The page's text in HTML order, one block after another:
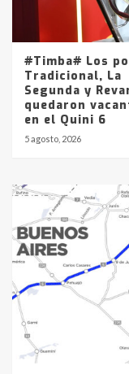
#Timba# Los
Tradicional, La
Segunda y
quedaron
en el Quini 6
5 agosto, 2026